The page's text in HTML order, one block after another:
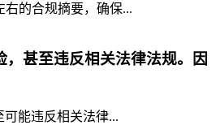
的合规摘要，确保...
甚至违反相关法律法规。因
能违反相关法律...